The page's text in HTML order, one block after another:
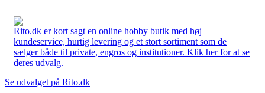
Rito.dk er kort sagt en online hobby butik med høj
kundeservice, hurtig levering og et stort sortiment som de
sælger både til private, engros og institutioner. Klik her for at se
deres udvalg.
Se udvalget på Rito.dk